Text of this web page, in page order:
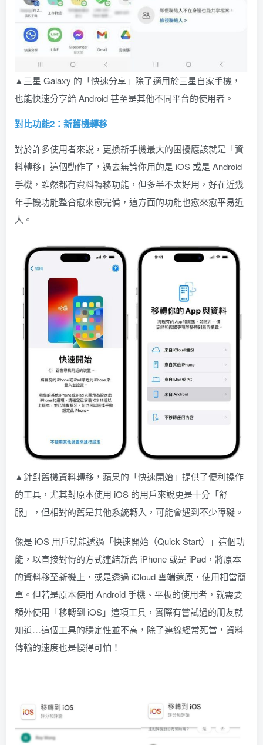
▲三星 Galaxy 的「快速分享」除了適用於三星自家手機，
也能快速分享給 Android 甚至是其他不同平台的使用者。
對比功能2：新舊機轉移
對於許多使用者來說，更換新手機最大的困擾應該就是「資
料轉移」這個動作了，過去無論你用的是 iOS 或是 Android
手機，雖然都有資料轉移功能，但多半不太好用，好在近幾
年手機功能整合愈來愈完備，這方面的功能也愈來愈平易近
人。
▲針對舊機資料轉移，蘋果的「快速開始」提供了便利操作
的工具，尤其對原本使用 iOS 的用戶來說更是十分「舒
服」，但相對的舊是其他系統轉入，可能會遇到不少障礙。
像是 iOS 用戶就能透過「快速開始（Quick Start）」這個功
能，以直接對傳的方式連結新舊 iPhone 或是 iPad，將原本
的資料移至新機上，或是透過 iCloud 雲端還原，使用相當簡
單。但若是原本使用 Android 手機、平板的使用者，就需要
額外使用「移轉到 iOS」這項工具，實際有嘗試過的朋友就
知道…這個工具的穩定性並不高，除了連線經常死當，資料
傳輸的速度也是慢得可怕！